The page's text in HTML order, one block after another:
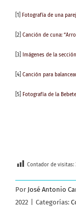
[1] Fotografía de una
[2] Canción de cuna:
[3] Imágenes de la
[4] Canción para
[5] Fotografía de la
Contador de visitas:
Por José Antonio
2022
Categorías: